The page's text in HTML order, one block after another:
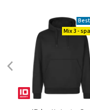
Mix 3 -